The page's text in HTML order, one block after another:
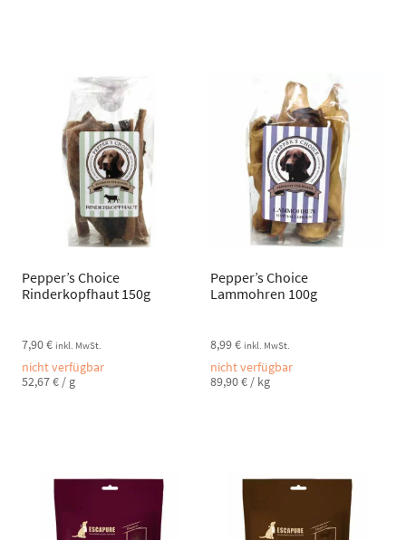
Pepper’s Choice
Rinderkopfhaut 150g
7,90€ inkl. MwSt.
nicht verfügbar
52,67€ / g
Pepper’s Choice
Lammohren 100g
8,99€ inkl. MwSt.
nicht verfügbar
89,90€ / kg